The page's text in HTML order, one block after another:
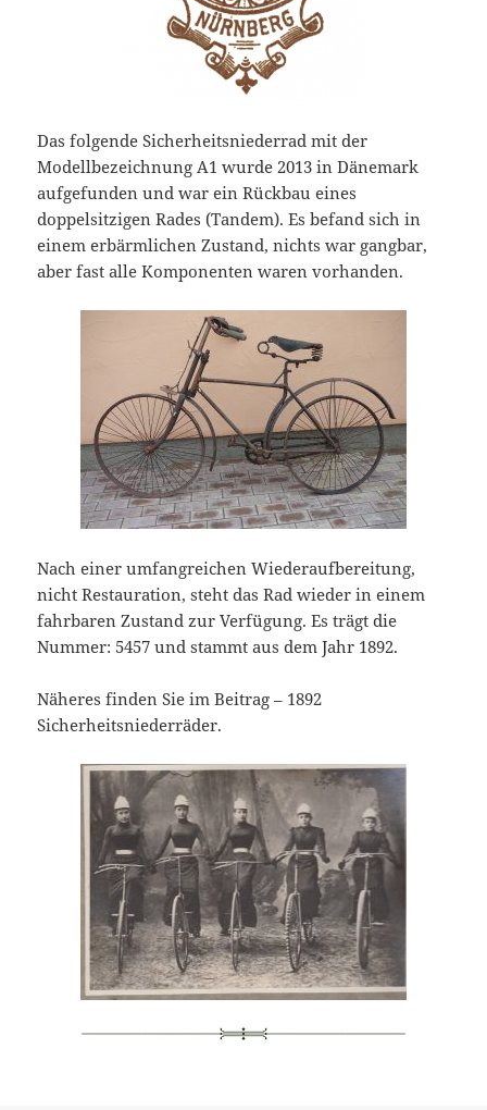
Das folgende Sicherheitsniederrad mit der
Modellbezeichnung A1 wurde 2013 in Dänemark
aufgefunden und war ein Rückbau eines
doppelsitzigen Rades (Tandem). Es befand sich in
einem erbärmlichen Zustand, nichts war gangbar,
aber fast alle Komponenten waren vorhanden.
Nach einer umfangreichen Wiederaufbereitung,
nicht Restauration, steht das Rad wieder in einem
fahrbaren Zustand zur Verfügung. Es trägt die
Nummer: 5457 und stammt aus dem Jahr 1892.
Näheres finden Sie im Beitrag – 1892
Sicherheitsniederräder.